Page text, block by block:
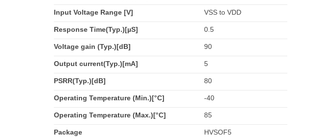
Input Voltage Range [V] VSS to VDD
Response Time(Typ.)[µS] 0.5
Voltage gain (Typ.)[dB] 90
Output current(Typ.)[mA] 5
PSRR(Typ.)[dB] 80
Operating Temperature (Min.)[°C] -40
Operating Temperature (Max.)[°C] 85
Package HVSOF5